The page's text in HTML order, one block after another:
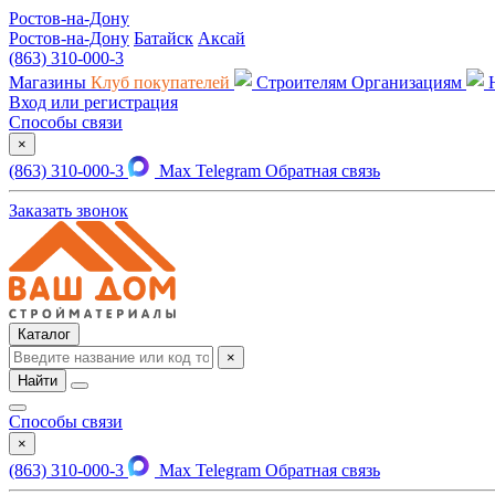
Ростов-на-Дону
Ростов-на-Дону Батайск Аксай
(863) 310-000-3
Магазины Клуб покупателей Строителям Организациям
Вход или регистрация
Способы связи
×
(863) 310-000-3 Max Telegram Обратная связь
Заказать звонок
Каталог
×
Найти
Способы связи
×
(863) 310-000-3 Max Telegram Обратная связь